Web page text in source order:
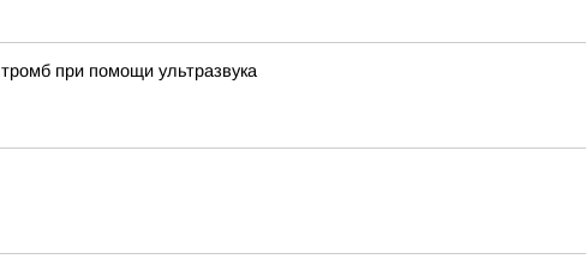
при помощи ультразвука